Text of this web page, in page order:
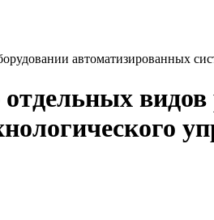
автоматизированных
видов